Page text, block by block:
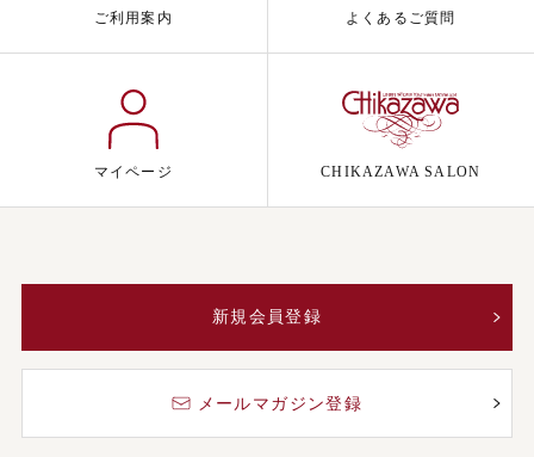
ご利用案内 よくあるご質問
マイページ CHIKAZAWA SALON
新規会員登録
メールマガジン登録